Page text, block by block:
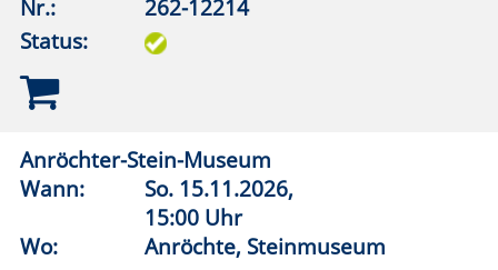
Gottes Zeit: Jüdische, christliche und pagane
Zeitvorstellungen und Zeiterfahrungen in der
Antike
Wann:
Wo:
vhs online
Nr.:
262-12325